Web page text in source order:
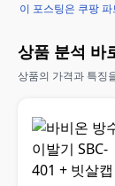
이 포스팅은 쿠팡
상품 분석 바
상품의 가격과 특징